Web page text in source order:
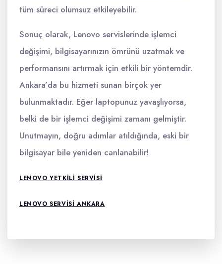
tüm süreci olumsuz etkileyebilir.
Sonuç olarak, Lenovo servislerinde işlemci
değişimi, bilgisayarınızın ömrünü uzatmak ve
performansını artırmak için etkili bir yöntemdir.
Ankara’da bu hizmeti sunan birçok yer
bulunmaktadır. Eğer laptopunuz yavaşlıyorsa,
belki de bir işlemci değişimi zamanı gelmiştir.
Unutmayın, doğru adımlar atıldığında, eski bir
bilgisayar bile yeniden canlanabilir!
LENOVO YETKILI SERVISI
LENOVO SERVISI ANKARA